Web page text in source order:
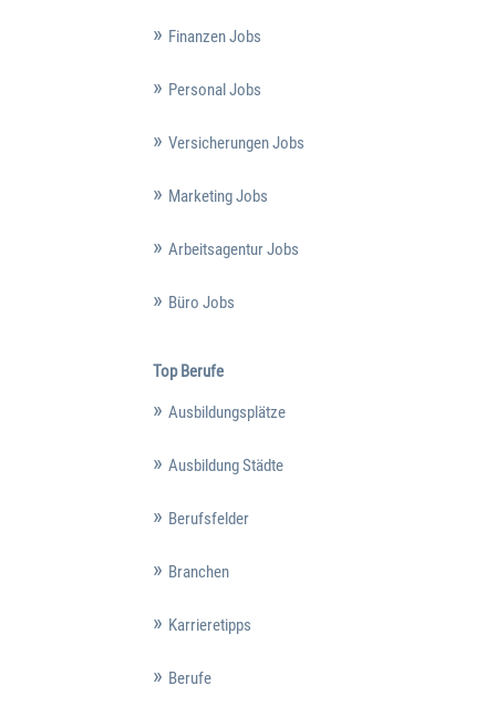
Finanzen Jobs
Personal Jobs
Versicherungen Jobs
Marketing Jobs
Arbeitsagentur Jobs
Büro Jobs
Top Berufe
Ausbildungsplätze
Ausbildung Städte
Berufsfelder
Branchen
Karrieretipps
Berufe